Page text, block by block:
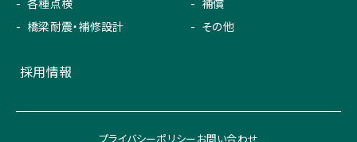
各種点検
橋梁耐震・補修設計
補償
その他
採用情報
プライバシーポリシーお問い合わせ